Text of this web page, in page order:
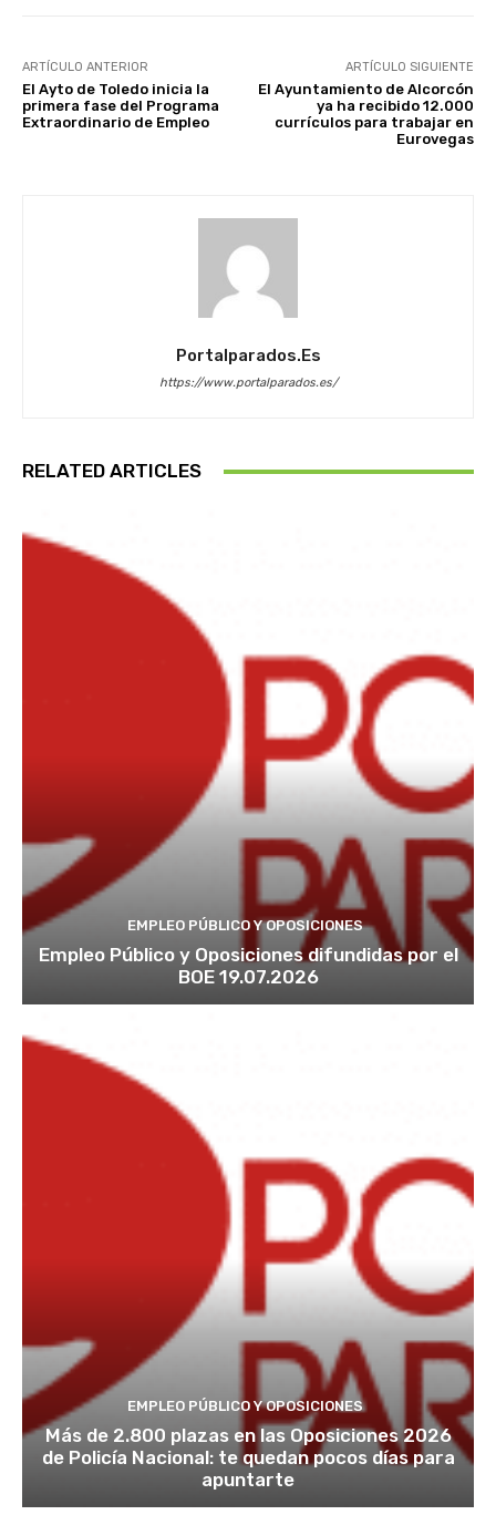
ARTÍCULO ANTERIOR
El Ayto de Toledo inicia la
primera fase del Programa
Extraordinario de Empleo
ARTÍCULO SIGUIENTE
El Ayuntamiento de Alcorcón
ya ha recibido 12.000
currículos para trabajar en
Eurovegas
Portalparados.es
https://www.portalparados.es/
RELATED ARTICLES
EMPLEO PÚBLICO Y OPOSICIONES
Empleo Público y Oposiciones difundidas por el
BOE 19.07.2026
EMPLEO PÚBLICO Y OPOSICIONES
Más de 2.800 plazas en las Oposiciones 2026
de Policía Nacional: te quedan pocos días para
apuntarte